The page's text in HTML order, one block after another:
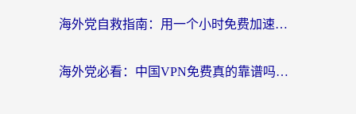
海外党自救指南：用一个小时免费加速器，轻松打破国内资源访问壁垒？
海外党必看：中国VPN免费真的靠谱吗？手把手教你选对回国加速器